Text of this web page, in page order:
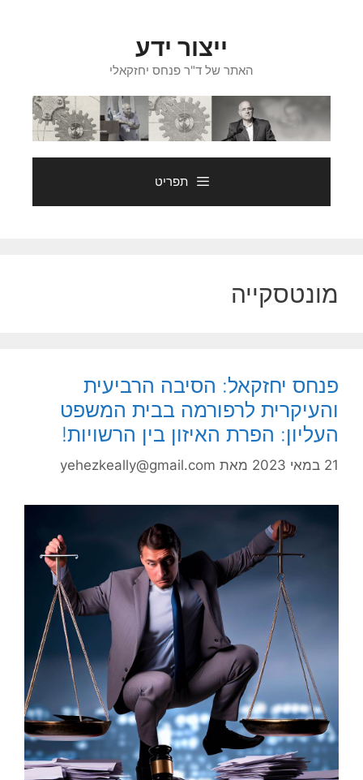
ייצור ידע
האתר של ד"ר פנחס יחזקאלי
תפריט
מונטסקייה
פנחס יחזקאל: הסיבה הרביעית
והעיקרית לרפורמה בבית המשפט
העליון: הפרת האיזון בין הרשויות!
21 במאי 2023 מאת yehezkeally@gmail.com